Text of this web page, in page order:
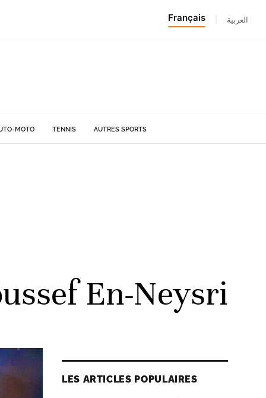
Français العربية
MOTO TENNIS AUTRES SPORTS
En-Neysri
LES ARTICLES POPULAIRES